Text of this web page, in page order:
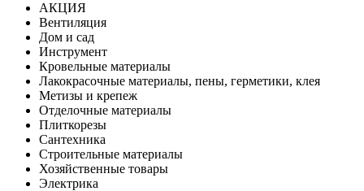
АКЦИЯ
Вентиляция
Дом и сад
Инструмент
Кровельные материалы
Лакокрасочные материалы, пены, герметики, клея
Метизы и крепеж
Отделочные материалы
Плиткорезы
Сантехника
Строительные материалы
Хозяйственные товары
Электрика